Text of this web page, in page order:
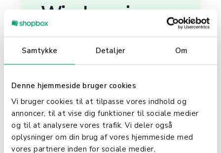
Samtykke Detaljer Om
Denne hjemmeside bruger cookies
Vi bruger cookies til at tilpasse vores indhold og
annoncer, til at vise dig funktioner til sociale medier
og til at analysere vores trafik. Vi deler også
oplysninger om din brug af vores hjemmeside med
vores partnere inden for sociale medier,
Windows i
Virksomheten
Effektivisering og
Produktivitet
I en forretningskontekst er
Windows uunnværlig for å
effektivisere arbeidsflyter og øke
produktiviteten. Med støtte for en
rekke forretningsapplikasjoner, fra